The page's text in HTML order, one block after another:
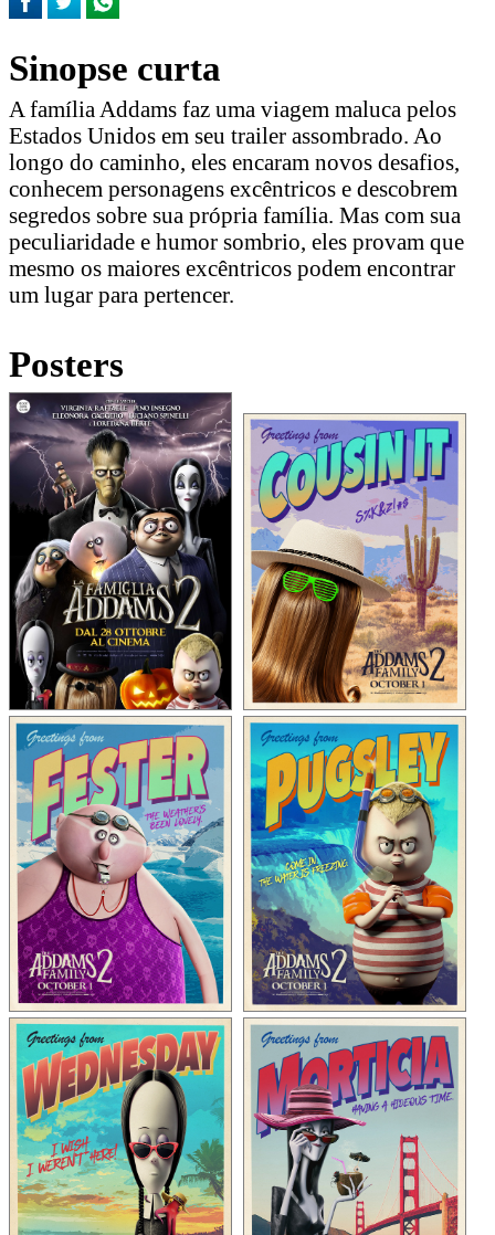
Sinopse curta
A família Addams faz uma viagem maluca pelos
Estados Unidos em seu trailer assombrado. Ao
longo do caminho, eles encaram novos desafios,
conhecem personagens excêntricos e descobrem
segredos sobre sua própria família. Mas com sua
peculiaridade e humor sombrio, eles provam que
mesmo os maiores excêntricos podem encontrar
um lugar para pertencer.
Posters